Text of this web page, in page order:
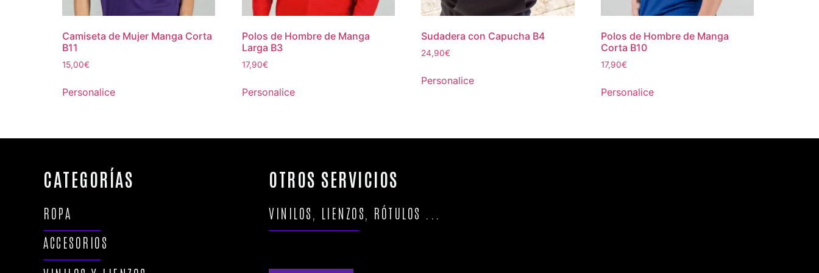
Camiseta de Mujer Manga Corta
B11
15,00€
Personalice
Polos de Hombre de Manga
Larga B3
17,90€
Personalice
Sudadera con Capucha B4
24,90€
Personalice
Polos de Hombre de Manga
Corta B10
17,90€
Personalice
CATEGORÍAS
ROPA
ACCESORIOS
OTROS SERVICIOS
VINILOS, LIENZOS, RÓTULOS ...